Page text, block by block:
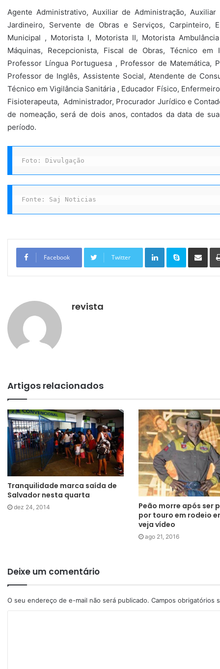
Agente Administrativo, Auxiliar de Administração,
Jardineiro, Servente de Obras e Serviços, Carpinteiro,
Municipal , Motorista I, Motorista II, Motorista
Máquinas, Recepcionista, Fiscal de Obras, Técnico
Professor Língua Portuguesa , Professor de Matemática,
Professor de Inglês, Assistente Social, Atendente de
Técnico em Vigilância Sanitária , Educador Físico,
Fisioterapeuta, Administrador, Procurador Jurídico e
de nomeação, será de dois anos, contados da data de
período.
Foto: Divulgação
Fonte: Saj Noticias
Facebook Twitter
Linkedin Skype
revista
Artigos relacionados
Tranquilidade marca saída de
Salvador nesta quarta
dez 24, 2014
Peão morre após ser
por touro em rodeio
veja vídeo
ago 21, 2016
Deixe um comentário
O seu endereço de e-mail não será publicado. Campos obrigatórios